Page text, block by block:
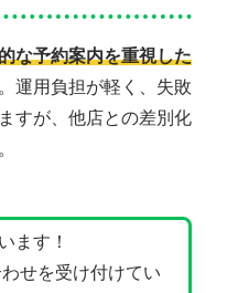
な予約案内を重視した
運用負担が軽く、失敗
すが、他店との差別化
ます！
せを受け付けてい